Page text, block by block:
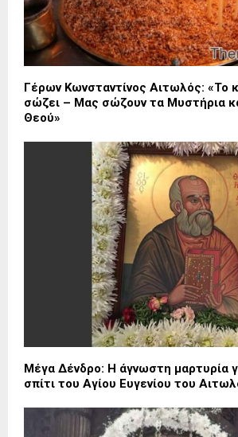
Γέρων Κωνσταντίνος Αιτωλός: «Το
σώζει – Μας σώζουν τα Μυστήρια
Θεού»
Μέγα Δένδρο: Η άγνωστη μαρτυρία
σπίτι του Αγίου Ευγενίου του